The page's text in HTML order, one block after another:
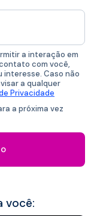
a interação em
com você,
interesse. Caso não
a qualquer
Privacidade
a próxima vez
você: